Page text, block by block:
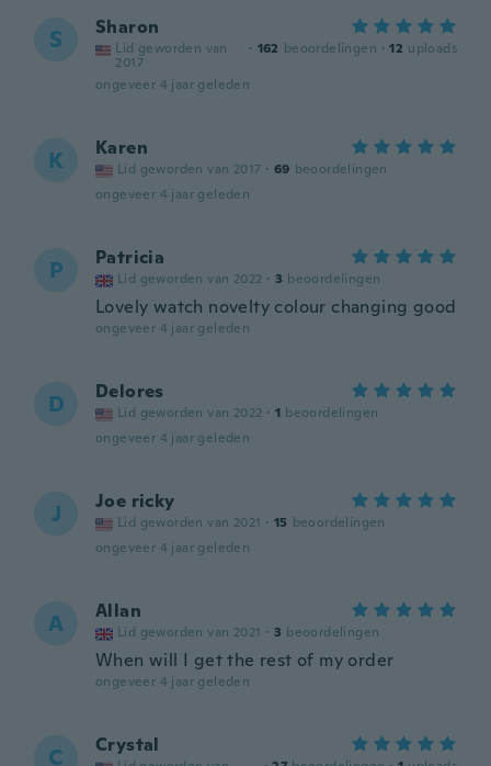
S Sharon
Lid geworden van
2017
· 162 beoordelingen · 12 uploads
ongeveer 4 jaar geleden
K Karen
Lid geworden van 2017 · 69 beoordelingen
ongeveer 4 jaar geleden
P Patricia
Lid geworden van 2022 · 3 beoordelingen
Lovely watch novelty colour changing good
ongeveer 4 jaar geleden
D Delores
Lid geworden van 2022 · 1 beoordelingen
ongeveer 4 jaar geleden
J Joe ricky
Lid geworden van 2021 · 15 beoordelingen
ongeveer 4 jaar geleden
A Allan
Lid geworden van 2021 · 3 beoordelingen
When will I get the rest of my order
ongeveer 4 jaar geleden
C Crystal